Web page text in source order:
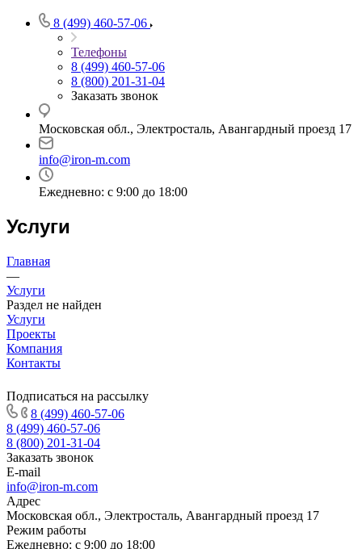
8 (499) 460-57-06
Телефоны
8 (499) 460-57-06
8 (800) 201-31-04
Заказать звонок
Московская обл., Электросталь, Авангардный проезд 17
info@iron-m.com
Ежедневно: с 9:00 до 18:00
Услуги
Главная
—
Услуги
Раздел не найден
Услуги
Проекты
Компания
Контакты
Подписаться на рассылку
8 (499) 460-57-06
8 (499) 460-57-06
8 (800) 201-31-04
Заказать звонок
E-mail
info@iron-m.com
Адрес
Московская обл., Электросталь, Авангардный проезд 17
Режим работы
Ежедневно: с 9:00 до 18:00